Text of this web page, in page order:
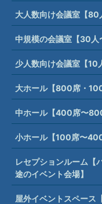
大人数向け会議室【80
中規模の会議室【30人
少人数向け会議室【10
大ホール【800席・
中ホール【400席〜
小ホール【100席〜
レセプションルーム【
途のイベント会場】
屋外イベントスペース